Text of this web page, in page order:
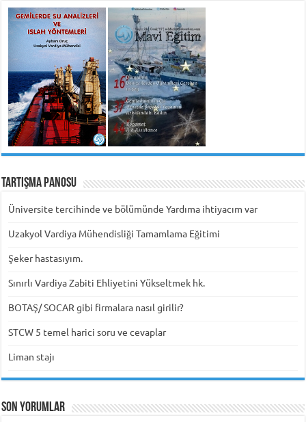
Tartışma Panosu
Üniversite tercihinde ve bölümünde Yardıma ihtiyacım var
Uzakyol Vardiya Mühendisliği Tamamlama Eğitimi
Şeker hastasıyım.
Sınırlı Vardiya Zabiti Ehliyetini Yükseltmek hk.
BOTAŞ/ SOCAR gibi firmalara nasıl girilir?
STCW 5 temel harici soru ve cevaplar
Liman stajı
Son Yorumlar